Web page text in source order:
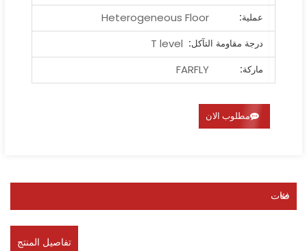
عملية:
Heterogeneous Floor
درجة مقاومة التآكل: T level
ماركة:
FARFLY
مطلوب الان
فئات
تفاصيل المنتج